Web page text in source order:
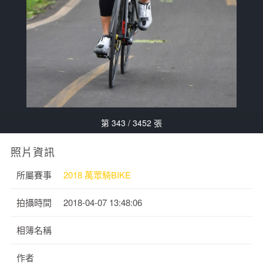
第 343 / 3452 張
照片資訊
所屬賽事 2018 萬眾騎BIKE
拍攝時間 2018-04-07 13:48:06
相簿名稱
作者